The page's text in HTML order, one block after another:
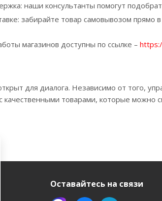
наши консультанты помогут
забирайте товар самовывозом прямо
магазинов доступны по ссылке –
для диалога. Независимо от того,
товарами, которые можно
Оставайтесь на связи